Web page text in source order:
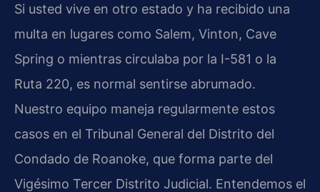
Si usted vive en otro estado y ha recibido una
multa en lugares como Salem, Vinton, Cave
Spring o mientras circulaba por la I-581 o la
Ruta 220, es normal sentirse abrumado.
Nuestro equipo maneja regularmente estos
casos en el Tribunal General del Distrito del
Condado de Roanoke, que forma parte del
Vigésimo Tercer Distrito Judicial. Entendemos el